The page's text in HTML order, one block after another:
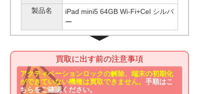
製品名
iPad mini5 64GB Wi-Fi+Cel シルバ
ー
買取に出す前の注意事項
アクティベーションロックの解除、端末の初期化
ができていない機種は買取できません。手順はこ
ちらをご確認ください。